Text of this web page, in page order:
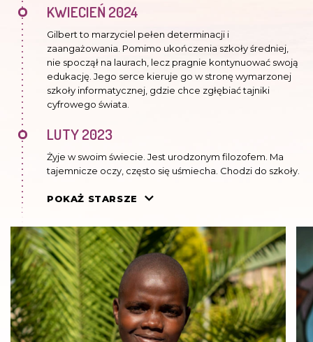
KWIECIEŃ 2024
Gilbert to marzyciel pełen determinacji i
zaangażowania. Pomimo ukończenia szkoły średniej,
nie spoczął na laurach, lecz pragnie kontynuować swoją
edukację. Jego serce kieruje go w stronę wymarzonej
szkoły informatycznej, gdzie chce zgłębiać tajniki
cyfrowego świata.
LUTY 2023
Żyje w swoim świecie. Jest urodzonym filozofem. Ma
tajemnicze oczy, często się uśmiecha. Chodzi do szkoły.
LIPIEC 2022
Canisius, jest to najlepsza szkoła w Zambii. Mieszka w
internacie. Przyjeżdża na wakacje do Kasisi. Bardzo
wyrósł. Jest najwyższy ze wszystkich dzieciaków.
CZERWIEC 2021
Jest w dziesiątej klasie, w szkole u Jezuitów. Bardzo się
zmienił, duży wpływ na niego miała praca na farmie w
POKAŻ STARSZE